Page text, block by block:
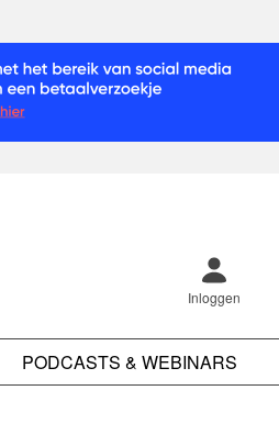
Inloggen
PODCASTS & WEBINARS